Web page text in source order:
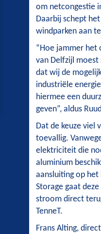
om netcongestie
Daarbij schept
windparken aan
“Hoe jammer het
van Delfzijl moest
dat wij de
industriële
hiermee een
geven”, aldus
Dat de keuze viel
toevallig.
elektriciteit die
aluminium
aansluiting op het
Storage gaat
stroom direct
TenneT.
Frans Alting,